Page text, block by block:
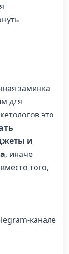
заминка
для
это
и
, иначе
того,
канале